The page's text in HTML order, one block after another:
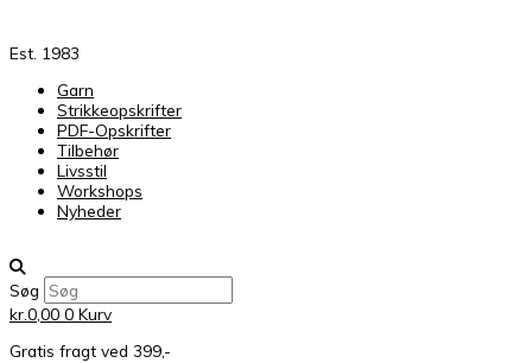
Est. 1983
Garn
Strikkeopskrifter
PDF-Opskrifter
Tilbehør
Livsstil
Workshops
Nyheder
Søg
kr.0,00 0 Kurv
Gratis fragt ved 399,-